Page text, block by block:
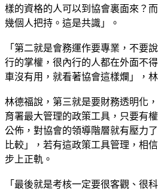
樣的資格的人可以到協會裏面來？
幾個人把持。這是共識」。
「第二就是會務運作要專業，不要
行的掌權，很內行的人都在外面不
車沒有用，就看著協會這樣爛」，
林德福說，第三就是要財務透明化
育署最大管理的政策工具，只要有
公佈，對協會的領導階層就有壓力
比較」，若有這政策工具管理，相
步上正軌。
「最後就是考核一定要很客觀、很